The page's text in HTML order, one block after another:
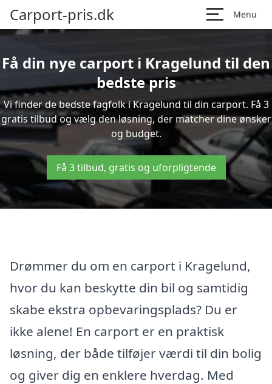
Carport-pris.dk Menu
Få din nye carport i Kragelund til den
bedste pris
Vi finder de bedste fagfolk i Kragelund til din carport. Få 3
gratis tilbud og vælg den løsning, der matcher dine ønsker
og budget.
Få 3 tilbud, gratis og uforpligtende
Drømmer du om en carport i Kragelund,
hvor du kan beskytte din bil og samtidig
skabe ekstra opbevaringsplads? Du er
ikke alene! En carport er en praktisk
løsning, der både tilføjer værdi til din bolig
og giver dig en enklere hverdag. Med